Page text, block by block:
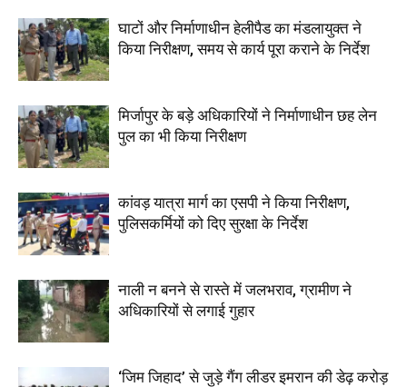
घाटों और निर्माणाधीन हेलीपैड का मंडलायुक्त ने
किया निरीक्षण, समय से कार्य पूरा कराने के निर्देश
मिर्जापुर के बड़े अधिकारियों ने निर्माणाधीन छह लेन
पुल का भी किया निरीक्षण
कांवड़ यात्रा मार्ग का एसपी ने किया निरीक्षण,
पुलिसकर्मियों को दिए सुरक्षा के निर्देश
नाली न बनने से रास्ते में जलभराव, ग्रामीण ने
अधिकारियों से लगाई गुहार
‘जिम जिहाद’ से जुड़े गैंग लीडर इमरान की डेढ़ करोड़